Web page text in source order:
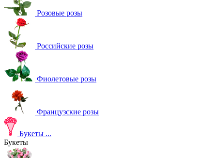
Розовые розы
Российские розы
Фиолетовые розы
Французские розы
Букеты ...
Букеты